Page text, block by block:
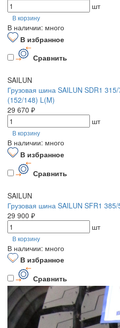
шт
В корзину
В наличии: много
В избранное
Сравнить
SAILUN
Грузовая шина SAILUN SDR1
(152/148) L(M)
29 670 ₽
шт
В корзину
В наличии: много
В избранное
Сравнить
SAILUN
Грузовая шина SAILUN SFR1
29 900 ₽
шт
В корзину
В наличии: много
В избранное
Сравнить